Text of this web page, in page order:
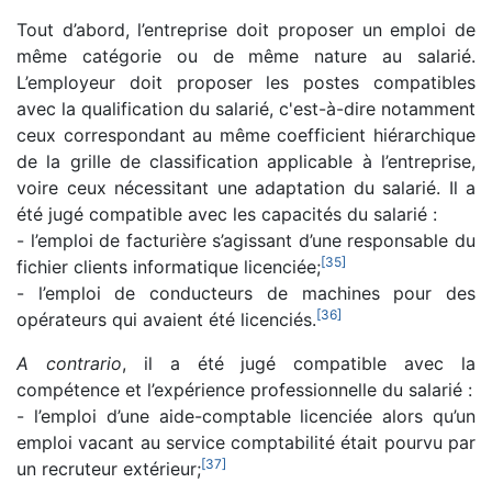
Tout d’abord, l’entreprise doit proposer un emploi de
même catégorie ou de même nature au salarié.
L’employeur doit proposer les postes compatibles
avec la qualification du salarié, c'est-à-dire notamment
ceux correspondant au même coefficient hiérarchique
de la grille de classification applicable à l’entreprise,
voire ceux nécessitant une adaptation du salarié. Il a
été jugé compatible avec les capacités du salarié :
- l’emploi de facturière s’agissant d’une responsable du
fichier clients informatique licenciée;[35]
- l’emploi de conducteurs de machines pour des
opérateurs qui avaient été licenciés.[36]
A contrario, il a été jugé compatible avec la
compétence et l’expérience professionnelle du salarié :
- l’emploi d’une aide-comptable licenciée alors qu’un
emploi vacant au service comptabilité était pourvu par
un recruteur extérieur;[37]